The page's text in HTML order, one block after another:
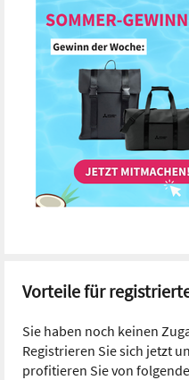
Vorteile für
Sie haben noch keinen
Registrieren Sie sich jetzt
profitieren Sie von